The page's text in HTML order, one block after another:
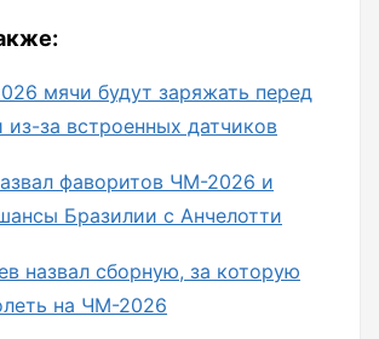
мячи будут заряжать перед
из-за встроенных датчиков
фаворитов ЧМ-2026 и
Бразилии с Анчелотти
назвал сборную, за которую
на ЧМ-2026